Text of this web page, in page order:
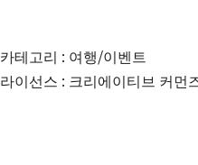
카테고리 : 여행/이벤트
라이선스 : 크리에이티브 커먼